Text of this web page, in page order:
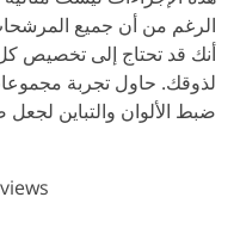
الرغم من أن جميع
أنك قد تحتاج إلى تخصيص
لذوقك. حاول تجربة
ضبط الألوان والتباين
...